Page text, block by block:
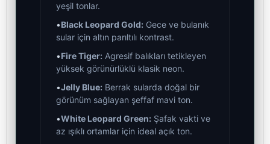
yeşil tonlar.
•Black Leopard Gold: Gece ve bulanık
sular için altın parıltılı kontrast.
•Fire Tiger: Agresif balıkları tetikleyen
yüksek görünürlüklü klasik neon.
•Jelly Blue: Berrak sularda doğal bir
görünüm sağlayan şeffaf mavi ton.
•White Leopard Green: Şafak vakti ve
az ışıklı ortamlar için ideal açık ton.